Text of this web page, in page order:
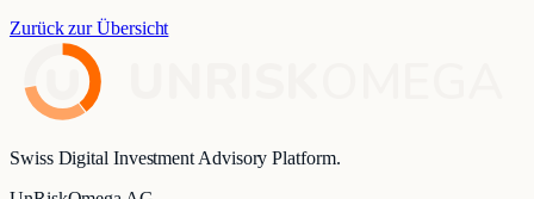
Zurück zur Übersicht
Swiss Digital Investment Advisory Platform.